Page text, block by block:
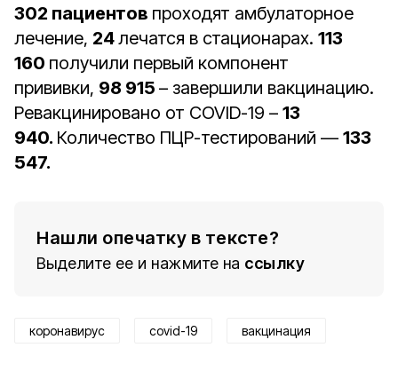
302 пациентов проходят амбулаторное
лечение, 24лечатся в стационарах. 113
160 получили первый компонент
прививки, 98 915 – завершили вакцинацию.
Ревакцинировано от COVID-19 – 13
940. Количество ПЦР-тестирований — 133
547.
Нашли опечатку в тексте?
Выделите ее и нажмите на ссылку
коронавирус covid-19 вакцинация